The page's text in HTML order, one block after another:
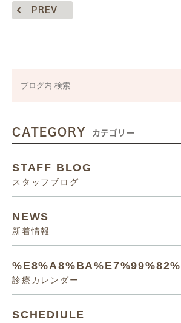
PREV
CATEGORY カテゴリー
STAFF BLOG
スタッフブログ
NEWS
新着情報
診療カレンダー
SCHEDIULE